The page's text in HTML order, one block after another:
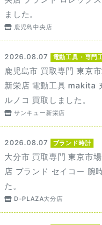
ました。
鹿児島中央店
2026.08.07 電動工具・専門
鹿児島市 買取専門 東京
新栄店 電動工具 makita
ルノコ 買取しました。
サンキュー新栄店
2026.08.07 ブランド時計
大分市 買取専門 東京市
店 ブランド セイコー 腕
た。
D-PLAZA大分店